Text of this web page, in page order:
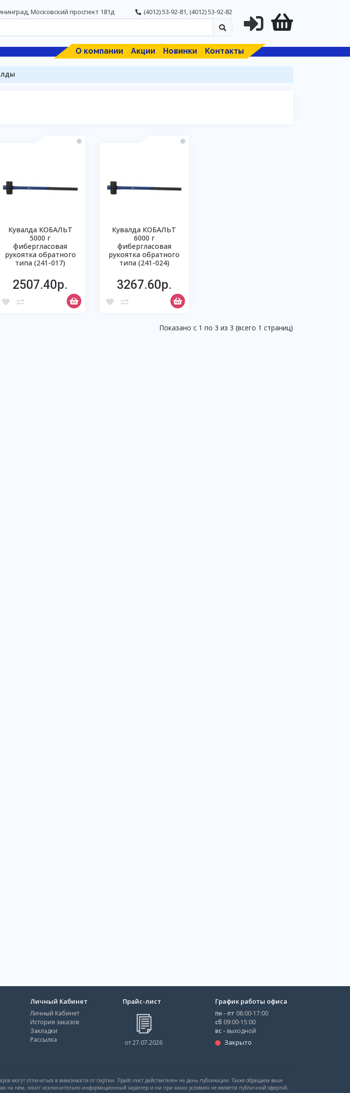
Московский проспект 181д (4012) 53-92-81,(4012) 53-92-82
О компании Акции Новинки Контакты
Кувалда КОБАЛЬТ
5000 г
фибергласовая
рукоятка обратного
типа (241-017)
2507.40р.
Кувалда КОБАЛЬТ
6000 г
фибергласовая
рукоятка обратного
типа (241-024)
3267.60р.
Показано с 1 по 3 из 3 (всего 1 страниц)
Личный Кабинет
Личный Кабинет
История заказов
Закладки
Рассылка
Прайс-лист
от 27.07.2026
График работы офиса
пн - пт 08:00-17:00
сб 09:00-15:00
вс - выходной
Закрыто
могут отличаться в зависимости от партии. Прайс-лист действителен на день публикации. Также обращаем ваше
на нём, носит исключительно информационный характер и ни при каких условиях не является публичной офертой,